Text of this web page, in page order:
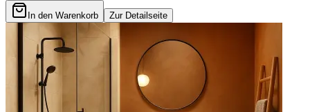
In den Warenkorb Zur Detailseite